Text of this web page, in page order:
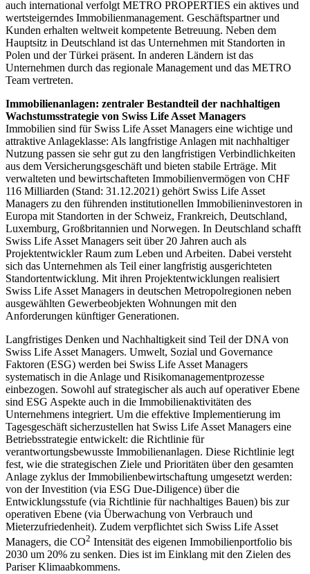
auch international verfolgt METRO PROPERTIES ein aktives und
wertsteigerndes Immobilienmanagement. Geschäftspartner und
Kunden erhalten weltweit kompetente Betreuung. Neben dem
Hauptsitz in Deutschland ist das Unternehmen mit Standorten in
Polen und der Türkei präsent. In anderen Ländern ist das
Unternehmen durch das regionale Management und das METRO
Team vertreten.
Immobilienanlagen: zentraler Bestandteil der nachhaltigen
Wachstumsstrategie von Swiss Life Asset Managers
Immobilien sind für Swiss Life Asset Managers eine wichtige und
attraktive Anlageklasse: Als langfristige Anlagen mit nachhaltiger
Nutzung passen sie sehr gut zu den langfristigen Verbindlichkeiten
aus dem Versicherungsgeschäft und bieten stabile Erträge. Mit
verwalteten und bewirtschafteten Immobilienvermögen von CHF
116 Milliarden (Stand: 31.12.2021) gehört Swiss Life Asset
Managers zu den führenden institutionellen Immobilieninvestoren in
Europa mit Standorten in der Schweiz, Frankreich, Deutschland,
Luxemburg, Großbritannien und Norwegen. In Deutschland schafft
Swiss Life Asset Managers seit über 20 Jahren auch als
Projektentwickler Raum zum Leben und Arbeiten. Dabei versteht
sich das Unternehmen als Teil einer langfristig ausgerichteten
Standortentwicklung. Mit ihren Projektentwicklungen realisiert
Swiss Life Asset Managers in deutschen Metropolregionen neben
ausgewählten Gewerbeobjekten Wohnungen mit den
Anforderungen künftiger Generationen.
Langfristiges Denken und Nachhaltigkeit sind Teil der DNA von
Swiss Life Asset Managers. Umwelt, Sozial und Governance
Faktoren (ESG) werden bei Swiss Life Asset Managers
systematisch in die Anlage und Risikomanagementprozesse
einbezogen. Sowohl auf strategischer als auch auf operativer Ebene
sind ESG Aspekte auch in die Immobilienaktivitäten des
Unternehmens integriert. Um die effektive Implementierung im
Tagesgeschäft sicherzustellen hat Swiss Life Asset Managers eine
Betriebsstrategie entwickelt: die Richtlinie für
verantwortungsbewusste Immobilienanlagen. Diese Richtlinie legt
fest, wie die strategischen Ziele und Prioritäten über den gesamten
Anlage zyklus der Immobilienbewirtschaftung umgesetzt werden:
von der Investition (via ESG Due-Diligence) über die
Entwicklungsstufe (via Richtlinie für nachhaltiges Bauen) bis zur
operativen Ebene (via Überwachung von Verbrauch und
Mieterzufriedenheit). Zudem verpflichtet sich Swiss Life Asset
Managers, die CO2 Intensität des eigenen Immobilienportfolio bis
2030 um 20% zu senken. Dies ist im Einklang mit den Zielen des
Pariser Klimaabkommens.